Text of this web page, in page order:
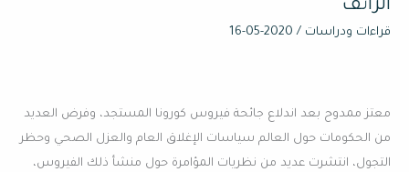
الزائف
قراءات ودراسات /
2020-05-16
معتز ممدوح بعد اندلاع جائحة فيروس كورونا المستجد، وفرض العديد
من الحكومات حول العالم سياسات الإغلاق العام والعزل الصحي وحظر
التجول، انتشرت عديد من نظريات المؤامرة حول منشأ ذلك الفيروس،
المؤامرة: